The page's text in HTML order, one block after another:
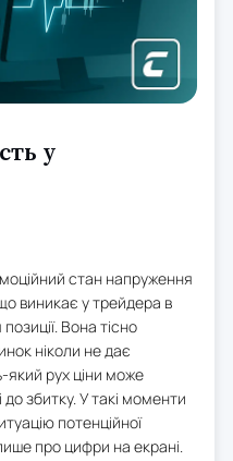
у
стан напруження
виникає у трейдера в
Вона тісно
ніколи не дає
який рух ціни може
збитку. У такі моменти
потенційної
про цифри на екрані.